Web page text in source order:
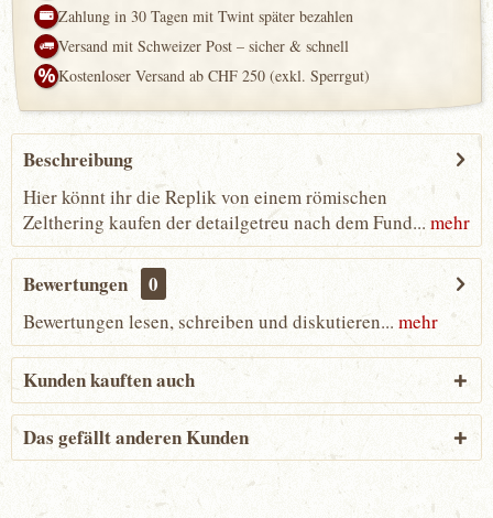
Zahlung in 30 Tagen mit Twint später bezahlen
Versand mit Schweizer Post – sicher & schnell
Kostenloser Versand ab CHF 250 (exkl. Sperrgut)
Beschreibung
Hier könnt ihr die Replik von einem römischen
Zelthering kaufen der detailgetreu nach dem Fund...mehr
Bewertungen 0
Bewertungen lesen, schreiben und diskutieren... mehr
Kunden kauften auch
Das gefällt anderen Kunden